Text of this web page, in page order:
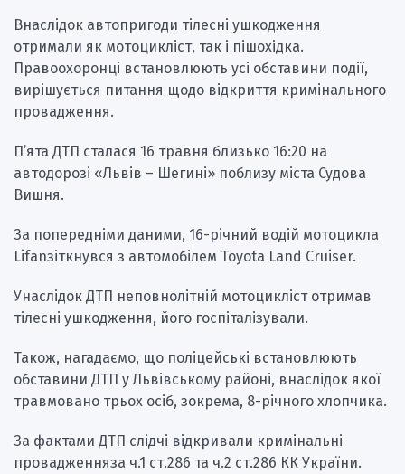
Внаслідок автопригоди тілесні ушкодження
отримали як мотоцикліст, так і пішохідка.
Правоохоронці встановлюють усі обставини події,
вирішується питання щодо відкриття кримінального
провадження.
П’ята ДТП сталася 16 травня близько 16:20 на
автодорозі «Львів – Шегині» поблизу міста Судова
Вишня.
За попередніми даними, 16-річний водій мотоцикла
Lifanзіткнувся з автомобілем Toyota Land Cruiser.
Унаслідок ДТП неповнолітній мотоцикліст отримав
тілесні ушкодження, його госпіталізували.
Також, нагадаємо, що поліцейські встановлюють
обставини ДТП у Львівському районі, внаслідок якої
травмовано трьох осіб, зокрема, 8-річного хлопчика.
За фактами ДТП слідчі відкривали кримінальні
провадженняза ч.1 ст.286 та ч.2 ст.286 КК України.